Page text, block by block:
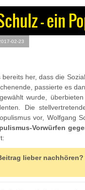
– ein
02-23
her, dass die
passierte es
wurde,
Die
vor, Wolfgang
Vorwürfen
lieber nachhören?